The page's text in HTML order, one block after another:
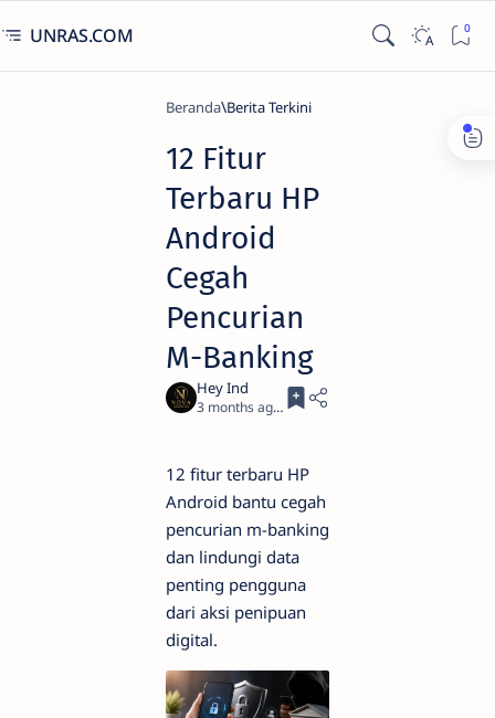
UNRAS.COM
Beranda Berita Terkini
12 Fitur
Terbaru HP
Android
Cegah
Pencurian
M-Banking
3 months ago 3
12 fitur terbaru HP
Android bantu cegah
pencurian m-banking
dan lindungi data
penting pengguna
dari aksi penipuan
digital.